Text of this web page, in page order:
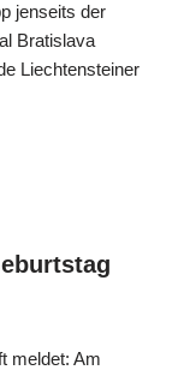
jenseits der
Bratislava
Liechtensteiner
meldet: Am